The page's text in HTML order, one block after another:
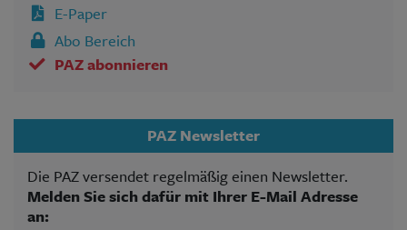
E-Paper
Abo Bereich
PAZ abonnieren
PAZ Newsletter
Die PAZ versendet regelmäßig einen Newsletter.
Melden Sie sich dafür mit Ihrer E-Mail Adresse
an: